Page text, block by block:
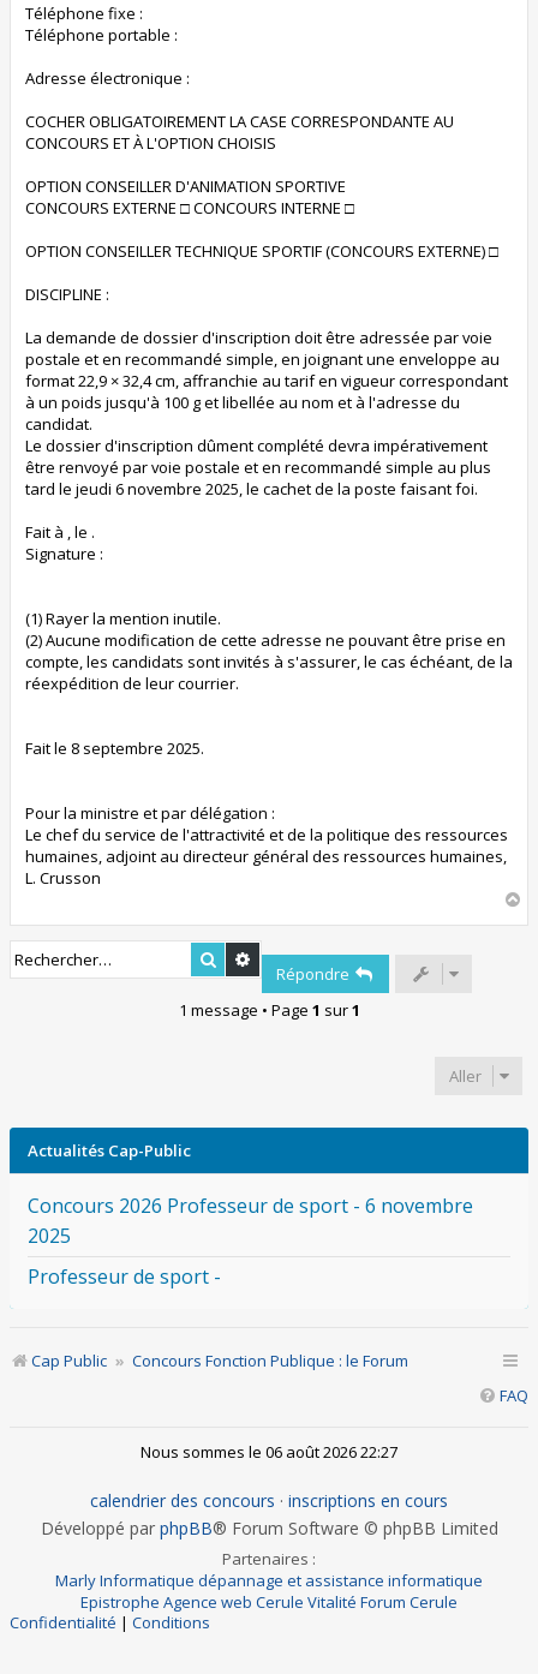
Téléphone fixe :
Téléphone portable :
Adresse électronique :
COCHER OBLIGATOIREMENT LA CASE CORRESPONDANTE AU
CONCOURS ET À L'OPTION CHOISIS
OPTION CONSEILLER D'ANIMATION SPORTIVE
CONCOURS EXTERNE □ CONCOURS INTERNE □
OPTION CONSEILLER TECHNIQUE SPORTIF (CONCOURS EXTERNE) □
DISCIPLINE :
La demande de dossier d'inscription doit être adressée par voie
postale et en recommandé simple, en joignant une enveloppe au
format 22,9 × 32,4 cm, affranchie au tarif en vigueur correspondant
à un poids jusqu'à 100 g et libellée au nom et à l'adresse du
candidat.
Le dossier d'inscription dûment complété devra impérativement
être renvoyé par voie postale et en recommandé simple au plus
tard le jeudi 6 novembre 2025, le cachet de la poste faisant foi.
Fait à , le .
Signature :
(1) Rayer la mention inutile.
(2) Aucune modification de cette adresse ne pouvant être prise en
compte, les candidats sont invités à s'assurer, le cas échéant, de la
réexpédition de leur courrier.
Fait le 8 septembre 2025.
Pour la ministre et par délégation :
Le chef du service de l'attractivité et de la politique des ressources
humaines, adjoint au directeur général des ressources humaines,
L. Crusson
Rechercher
Recherche avancée
Répondre
1 message • Page 1 sur1
Aller
Actualités Cap-Public
Concours 2026 Professeur de sport - 6 novembre
2025
Professeur de sport -
Cap Public
Concours Fonction Publique : le Forum
FAQ
Nous sommes le 06 août 2026 22:27
calendrier des concours · inscriptions en cours
Développé par phpBB® Forum Software © phpBB Limited
Partenaires :
Marly Informatique dépannage et assistance informatique
Epistrophe Agence web Cerule Vitalité Forum Cerule
Confidentialité | Conditions